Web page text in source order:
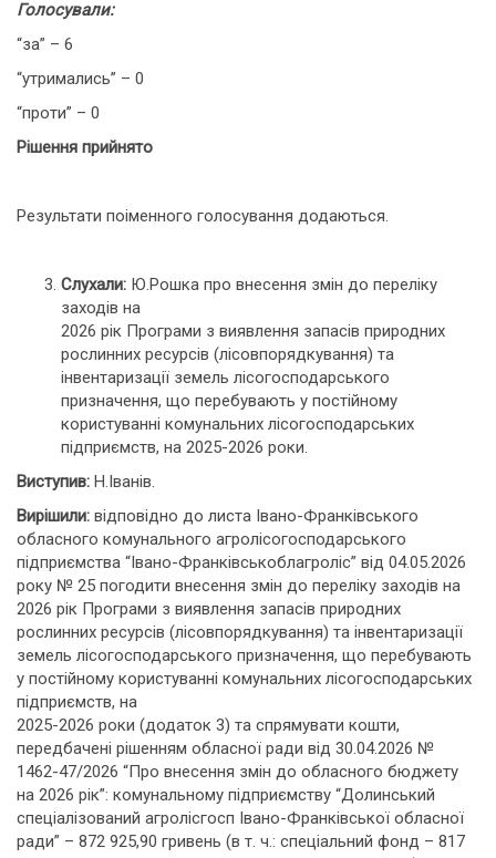
Голосували:
“за” – 6
“утримались” – 0
“проти” – 0
Рішення прийнято
Результати поіменного голосування додаються.
Слухали: Ю.Рошка про внесення змін до переліку
заходів на
2026 рік Програми з виявлення запасів природних
рослинних ресурсів (лісовпорядкування) та
інвентаризації земель лісогосподарського
призначення, що перебувають у постійному
користуванні комунальних лісогосподарських
підприємств, на 2025-2026 роки.
Виступив: Н.Іванів.
Вирішили: відповідно до листа Івано-Франківського
обласного комунального агролісогосподарського
підприємства “Івано-Франківськоблагроліс” від 04.05.2026
року № 25 погодити внесення змін до переліку заходів на
2026 рік Програми з виявлення запасів природних
рослинних ресурсів (лісовпорядкування) та інвентаризації
земель лісогосподарського призначення, що перебувають
у постійному користуванні комунальних лісогосподарських
підприємств, на
2025-2026 роки (додаток 3) та спрямувати кошти,
передбачені рішенням обласної ради від 30.04.2026 №
1462-47/2026 “Про внесення змін до обласного бюджету
на 2026 рік”: комунальному підприємству “Долинський
спеціалізований агролісгосп Івано-Франківської обласної
ради” – 872 925,90 гривень (в т. ч.: спеціальний фонд – 817